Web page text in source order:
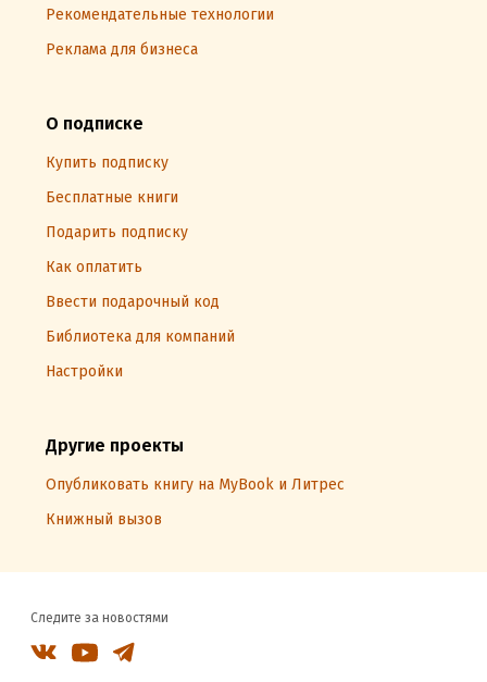
Рекомендательные технологии
Реклама для бизнеса
О подписке
Купить подписку
Бесплатные книги
Подарить подписку
Как оплатить
Ввести подарочный код
Библиотека для компаний
Настройки
Другие проекты
Опубликовать книгу на MyBook и Литрес
Книжный вызов
Следите за новостями